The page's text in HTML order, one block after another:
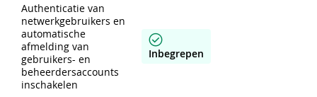
Authenticatie van
netwerkgebruikers en
automatische
afmelding van
gebruikers- en
beheerdersaccounts
inschakelen
Inbegrepen